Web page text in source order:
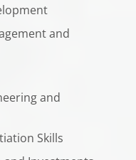
and
and
Skills